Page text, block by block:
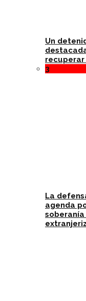
Un
3
La
agenda